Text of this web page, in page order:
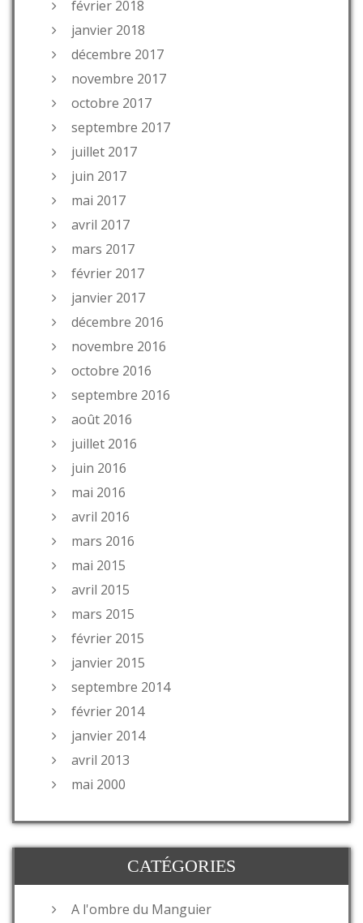
février 2018
janvier 2018
décembre 2017
novembre 2017
octobre 2017
septembre 2017
juillet 2017
juin 2017
mai 2017
avril 2017
mars 2017
février 2017
janvier 2017
décembre 2016
novembre 2016
octobre 2016
septembre 2016
août 2016
juillet 2016
juin 2016
mai 2016
avril 2016
mars 2016
mai 2015
avril 2015
mars 2015
février 2015
janvier 2015
septembre 2014
février 2014
janvier 2014
avril 2013
mai 2000
CATÉGORIES
A l'ombre du Manguier